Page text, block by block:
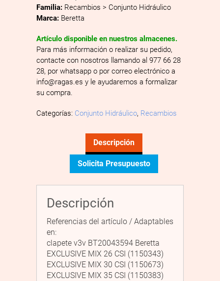
Familia: Recambios > Conjunto Hidráulico
Marca: Beretta
Artículo disponible en nuestros almacenes.
Para más información o realizar su pedido,
contacte con nosotros llamando al 977 66 28
28, por whatsapp o por correo electrónico a
info@ragas.es y le ayudaremos a formalizar
su compra.
Categorías: Conjunto Hidráulico, Recambios
Descripción
Solicita Presupuesto
Descripción
Referencias del artículo / Adaptables
en:
clapete v3v BT20043594 Beretta
EXCLUSIVE MIX 26 CSI (1150343)
EXCLUSIVE MIX 30 CSI (1150673)
EXCLUSIVE MIX 35 CSI (1150383)